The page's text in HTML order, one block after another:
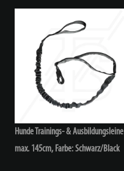
Hunde Trainings- & Ausbildungsleine
max. 145cm, Farbe: Schwarz/Black